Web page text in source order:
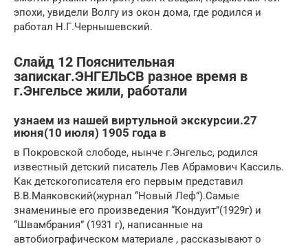
эпохи, увидели Волгу из окон дома, где родился и
работал Н.Г.Чернышевский.
Слайд 12 Пояснительная
запискаг.ЭНГЕЛЬСВ разное время в
г.Энгельсе жили, работали
узнаем из нашей виртульной экскурсии.27
июня(10 июля) 1905 года в
в Покровской слободе, нынче г.Энгельс, родился
известный детский писатель Лев Абрамович Кассиль.
Как детскогописателя его первым представил
В.В.Маяковский(журнал “Новый Леф”).Самые
знамениные его произведения “Кондуит”(1929г) и
“Швамбрания” (1931 г), написанные на
автобиографическом материале , рассказывают о